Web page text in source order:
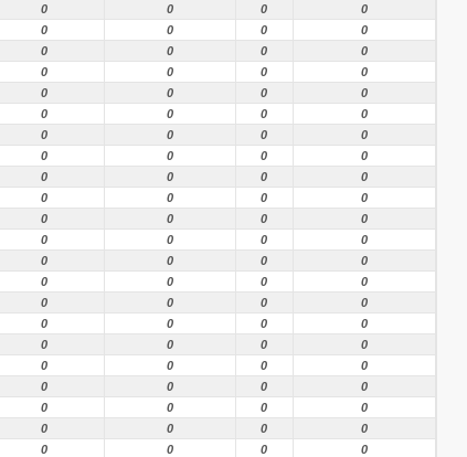
0 0 0
0
0 0 0
0
0 0 0
0
0 0 0
0
0 0 0
0
0 0 0
0
0 0 0
0
0 0 0
0
0 0 0
0
0 0 0
0
0 0 0
0
0 0 0
0
0 0 0
0
0 0 0
0
0 0 0
0
0 0 0
0
0 0 0
0
0 0 0
0
0 0 0
0
0 0 0
0
0 0 0
0
0 0 0
0